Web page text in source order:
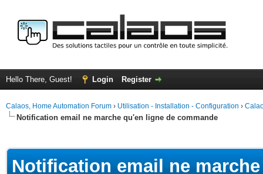
Hello There, Guest! Login Register
Calaos, Home Automation Forum › Utilisation - Installation - Configuration ›
Notification email ne marche qu'en ligne de commande
Notification email ne